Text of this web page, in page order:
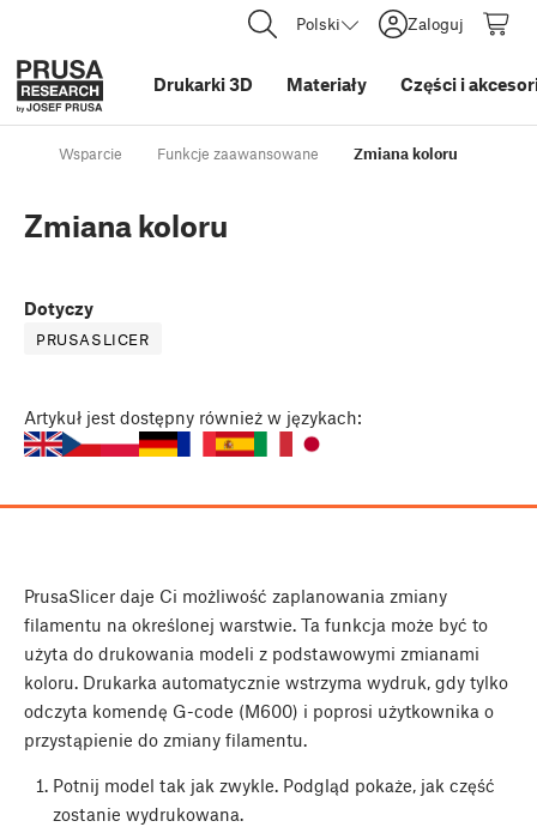
Polski Zaloguj
Drukarki 3D Materiały Części i
Wsparcie Funkcje zaawansowane Zmiana koloru
Zmiana koloru
Dotyczy
PRUSASLICER
Artykuł jest dostępny również w językach:
PrusaSlicer daje Ci możliwość zaplanowania zmiany
filamentu na określonej warstwie. Ta funkcja może być to
użyta do drukowania modeli z podstawowymi zmianami
koloru. Drukarka automatycznie wstrzyma wydruk, gdy tylko
odczyta komendę G-code (M600) i poprosi użytkownika o
przystąpienie do zmiany filamentu.
Potnij model tak jak zwykle. Podgląd pokaże, jak część
zostanie wydrukowana.